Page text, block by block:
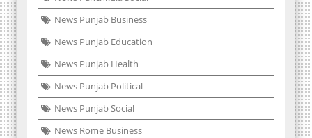
News Punjab Business
News Punjab Education
News Punjab Health
News Punjab Political
News Punjab Social
News Rome Business